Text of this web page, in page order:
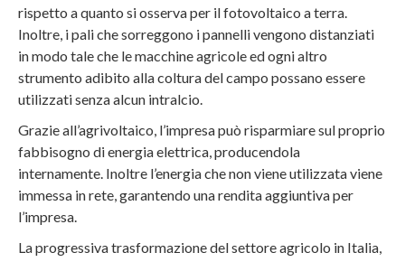
rispetto a quanto si osserva per il fotovoltaico a terra.
Inoltre, i pali che sorreggono i pannelli vengono distanziati
in modo tale che le macchine agricole ed ogni altro
strumento adibito alla coltura del campo possano essere
utilizzati senza alcun intralcio.
Grazie all’agrivoltaico, l’impresa può risparmiare sul proprio
fabbisogno di energia elettrica, producendola
internamente. Inoltre l’energia che non viene utilizzata viene
immessa in rete, garantendo una rendita aggiuntiva per
l’impresa.
La progressiva trasformazione del settore agricolo in Italia,